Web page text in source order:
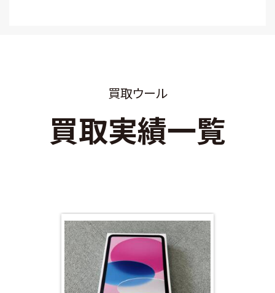
買取ウール
買取実績一覧